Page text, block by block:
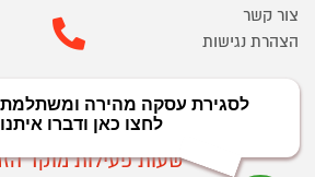
צור קשר
הצהרת נגישות
מוקד הזמנות
03-9545370
שעות פעילות מוקד